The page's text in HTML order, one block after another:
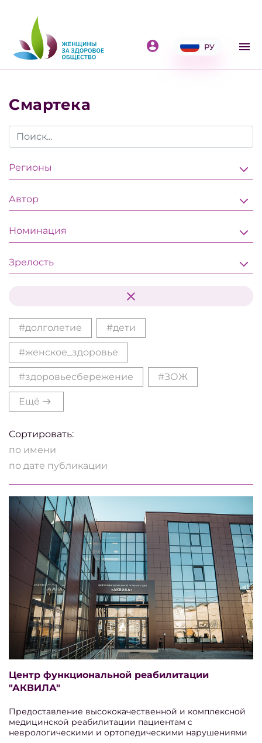
РУ
Смартека
Регионы
Автор
Номинация
Зрелость
#долголетие #дети
#женское_здоровье
#здоровьесбережение #ЗОЖ
Ещё
Сортировать:
по имени
по дате публикации
Центр функциональной реабилитации
"АКВИЛА"
Предоставление высококачественной и комплексной
медицинской реабилитации пациентам с
неврологическими и ортопедическими нарушениями